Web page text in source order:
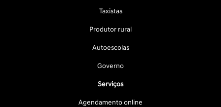
Taxistas
Produtor rural
Autoescolas
Governo
Serviços
Agendamento online